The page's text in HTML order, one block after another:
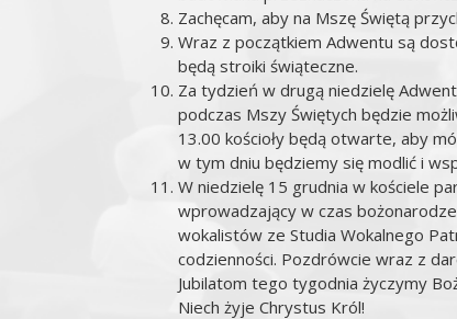
Zachęcam, aby na Mszę Świętą
Wraz z początkiem Adwentu są
będą stroiki świąteczne.
Za tydzień w drugą niedzielę
podczas Mszy Świętych będzie
13.00 kościoły będą otwarte, aby
w tym dniu będziemy się modlić i
W niedzielę 15 grudnia w kościele
wprowadzający w czas
wokalistów ze Studia Wokalnego
codzienności. Pozdrówcie wraz z
Jubilatom tego tygodnia życzymy
Niech żyje Chrystus Król!